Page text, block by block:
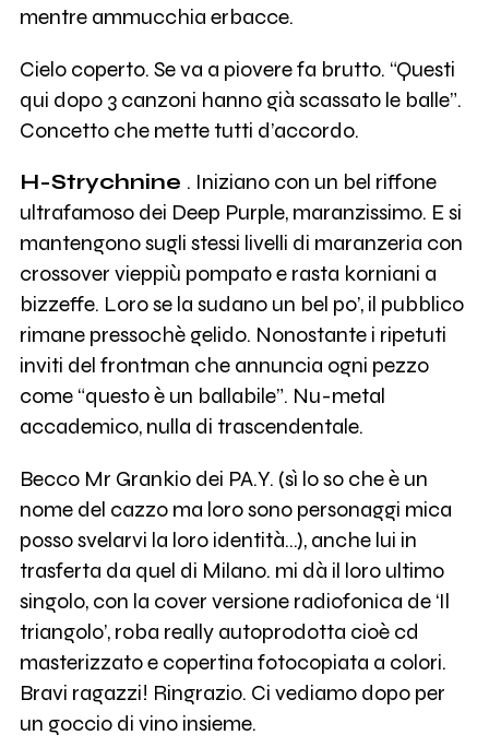
mentre ammucchia erbacce.
Cielo coperto. Se va a piovere fa brutto. “Questi
qui dopo 3 canzoni hanno già scassato le balle”.
Concetto che mette tutti d’accordo.
H-Strychnine . Iniziano con un bel riffone
ultrafamoso dei Deep Purple, maranzissimo. E si
mantengono sugli stessi livelli di maranzeria con
crossover vieppiù pompato e rasta korniani a
bizzeffe. Loro se la sudano un bel po’, il pubblico
rimane pressochè gelido. Nonostante i ripetuti
inviti del frontman che annuncia ogni pezzo
come “questo è un ballabile”. Nu-metal
accademico, nulla di trascendentale.
Becco Mr Grankio dei PA.Y. (sì lo so che è un
nome del cazzo ma loro sono personaggi mica
posso svelarvi la loro identità…), anche lui in
trasferta da quel di Milano. mi dà il loro ultimo
singolo, con la cover versione radiofonica de ‘Il
triangolo’, roba really autoprodotta cioè cd
masterizzato e copertina fotocopiata a colori.
Bravi ragazzi! Ringrazio. Ci vediamo dopo per
un goccio di vino insieme.